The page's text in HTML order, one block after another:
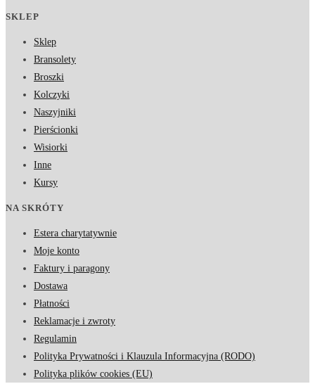
SKLEP
Sklep
Bransolety
Broszki
Kolczyki
Naszyjniki
Pierścionki
Wisiorki
Inne
Kursy
NA SKRÓTY
Estera charytatywnie
Moje konto
Faktury i paragony
Dostawa
Płatności
Reklamacje i zwroty
Regulamin
Polityka Prywatności i Klauzula Informacyjna (RODO)
Polityka plików cookies (EU)